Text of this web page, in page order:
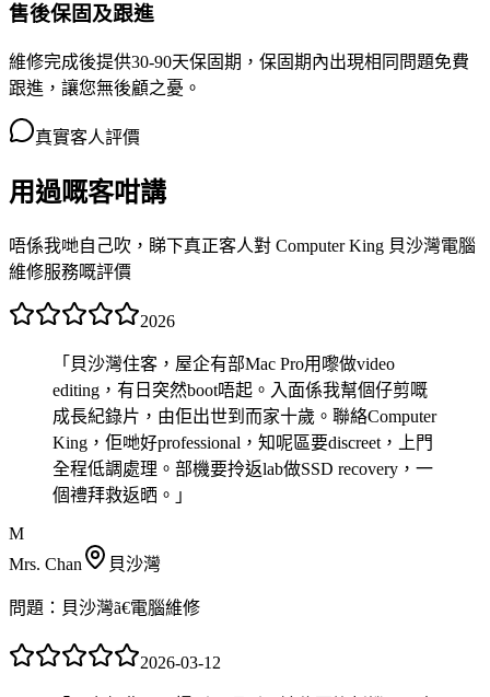
售後保固及跟進
維修完成後提供30-90天保固期，保固期內出現相同問題免費
跟進，讓您無後顧之憂。
真實客人評價
用過嘅客咁講
唔係我哋自己吹，睇下真正客人對 Computer King 貝沙灣電腦
維修服務嘅評價
2026
「 貝沙灣住客，屋企有部Mac Pro用嚟做video
editing，有日突然boot唔起。入面係我幫個仔剪嘅
成長紀錄片，由佢出世到而家十歲。聯絡Computer
King，佢哋好professional，知呢區要discreet，上門
全程低調處理。部機要拎返lab做SSD recovery，一
個禮拜救返晒。 」
M
Mrs. Chan
貝沙灣
問題： 貝沙灣ã€電腦維修
2026-03-12